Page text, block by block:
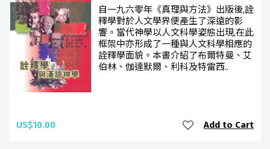
自一九六零年《真理與方法》出版後,詮
釋學對於人文學界便產生了深遠的影
響。當代神學以人文科學姿態出現,在此
框架中亦形成了一種與人文科學相應的
詮釋學面貌。本書介紹了布爾特曼、艾
伯林、伽達默爾、利科及特雷西..
US$10.00 Add to Cart